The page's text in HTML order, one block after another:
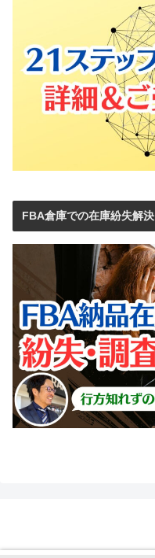
FBA倉庫での在庫紛失解決